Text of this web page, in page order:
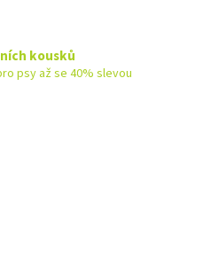
í
p
n
í
kousků
psy až se 40% slevou